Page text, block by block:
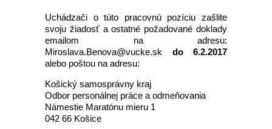
Uchádzači o túto pracovnú pozíciu zašlite
svoju žiadosť a ostatné požadované doklady
emailom na adresu:
Miroslava.Benova@vucke.sk do 6.2.2017
alebo poštou na adresu:
Košický samosprávny kraj
Odbor personálnej práce a odmeňovania
Námestie Maratónu mieru 1
042 66 Košice